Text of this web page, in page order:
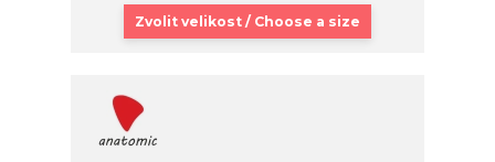
Zvolit velikost / Choose a size